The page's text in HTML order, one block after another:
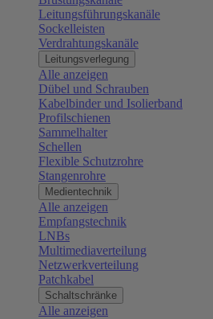
Leitungsführungskanäle
Sockelleisten
Verdrahtungskanäle
Leitungsverlegung
Alle anzeigen
Dübel und Schrauben
Kabelbinder und Isolierband
Profilschienen
Sammelhalter
Schellen
Flexible Schutzrohre
Stangenrohre
Medientechnik
Alle anzeigen
Empfangstechnik
LNBs
Multimediaverteilung
Netzwerkverteilung
Patchkabel
Schaltschränke
Alle anzeigen